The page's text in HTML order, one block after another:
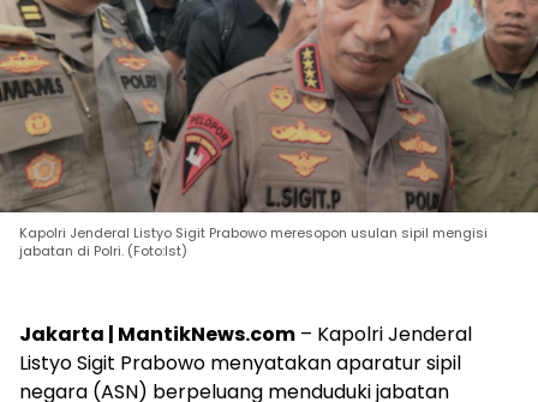
Kapolri Jenderal Listyo Sigit Prabowo meresopon usulan sipil mengisi
jabatan di Polri. (Foto:Ist)
Jakarta | MantikNews.com – Kapolri Jenderal
Listyo Sigit Prabowo menyatakan aparatur sipil
negara (ASN) berpeluang menduduki jabatan